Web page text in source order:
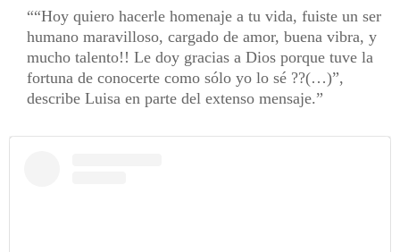
“Hoy quiero hacerle homenaje a tu vida, fuiste un ser
humano maravilloso, cargado de amor, buena vibra, y
mucho talento!! Le doy gracias a Dios porque tuve la
fortuna de conocerte como sólo yo lo sé ??(…)”,
describe Luisa en parte del extenso mensaje.